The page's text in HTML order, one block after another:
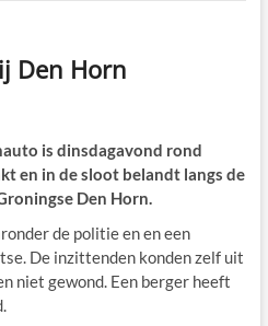
Den Horn
is dinsdagavond rond
en in de sloot belandt langs de
Den Horn.
de politie en en een
De inzittenden konden zelf uit
niet gewond. Een berger heeft